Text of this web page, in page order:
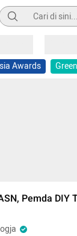
Awards
Pemda DIY